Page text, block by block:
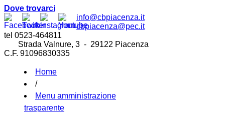
Dove trovarci
info@cbpiacenza.it
cbpiacenza@pec.it
tel 0523-464811
Strada Valnure, 3 - 29122 Piacenza
C.F. 91096830335
Home
/
Menu amministrazione
trasparente